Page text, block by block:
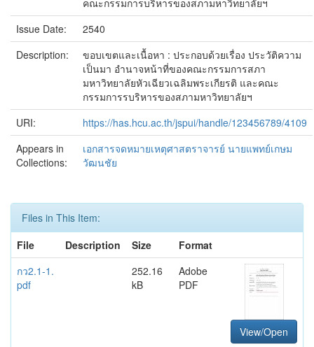
คณะกรรมการบริหารของสภามหาวิทยาลัยฯ
Issue Date:
2540
Description:
ขอบเขตและเนื้อหา : ประกอบด้วยเรื่อง ประวัติความ
เป็นมา อำนาจหน้าที่ของคณะกรรมการสภา
มหาวิทยาลัยหัวเฉียวเฉลิมพระเกียรติ และคณะ
กรรมการรบริหารของสภามหาวิทยาลัยฯ
URI:
https://has.hcu.ac.th/jspui/handle/123456789/4109
Appears in
Collections:
เอกสารจดหมายเหตุศาสตราจารย์ นายแพทย์เกษม
วัฒนชัย
Files in This Item:
File
Description Size
Format
กว2.1-1.
pdf
252.16
kB
Adobe
PDF
View/Open